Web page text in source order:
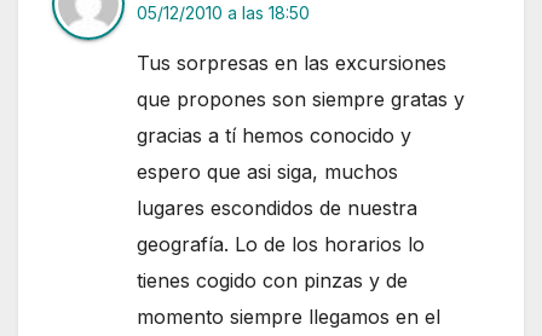
05/12/2010 a las 18:50
Tus sorpresas en las excursiones
que propones son siempre gratas y
gracias a tí hemos conocido y
espero que asi siga, muchos
lugares escondidos de nuestra
geografía. Lo de los horarios lo
tienes cogido con pinzas y de
momento siempre llegamos en el